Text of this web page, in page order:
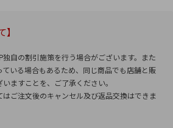
】
独自の割引施策を行う場合がございます。また
いる場合もあるため、同じ商品でも店舗と販
ますことを、ご了承ください。
ご注文後のキャンセル及び返品交換はできま